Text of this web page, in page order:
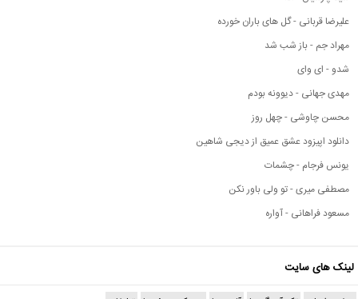
علیرضا قربانی - گل های باران خورده
مهراد جم - باز شب شد
شدو - ای وای
مهدی جهانی - دیوونه بودم
محسن چاوشی - چهل روز
دانلود اپیزود عشق عمیق از دیجی شاهین
یونس فرجام - چشمات
مصطفی میری - تو ولی باور نکن
مسعود فراهانی - آواره
لینک های سایت